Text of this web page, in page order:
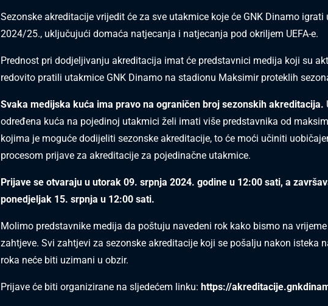
Sezonske akreditacije vrijedit će za sve utakmice koje će GNK Dinamo igrati
2024/25., uključujući domaća natjecanja i natjecanja pod okriljem UEFA-e.
Prednost pri dodjeljivanju akreditacija imat će predstavnici medija koji su
redovito pratili utakmice GNK Dinamo na stadionu Maksimir proteklih
Svaka medijska kuća ima pravo na ograničen broj sezonskih akreditacija.
određena kuća na pojedinoj utakmici želi imati više predstavnika od
kojima je moguće dodijeliti sezonske akreditacije, to će moći učiniti
procesom prijave za akreditacije za pojedinačne utakmice.
Prijave se otvaraju u utorak 09. srpnja 2024. godine u 12:00 sati, a
ponedjeljak 15. srpnja u 12:00 sati.
Molimo predstavnike medija da poštuju navedeni rok kako bismo na
zahtjeve. Svi zahtjevi za sezonske akreditacije koji se pošalju nakon isteka
roka neće biti uzimani u obzir.
Prijave će biti organizirane na sljedećem linku: https://